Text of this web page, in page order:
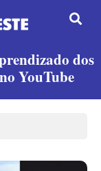
dos
YouTube